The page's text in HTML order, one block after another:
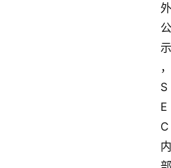
外
公
示
，
S
E
C
内